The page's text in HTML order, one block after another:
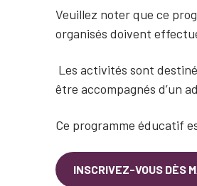
Veuillez noter que ce
organisés doivent
Les activités sont
être accompagnés d’un
Ce programme éducatif
INSCRIVEZ-VOUS DÈS